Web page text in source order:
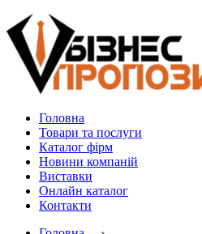
Головна
Товари та послуги
Каталог фірм
Новини компаній
Виставки
Онлайн каталог
Контакти